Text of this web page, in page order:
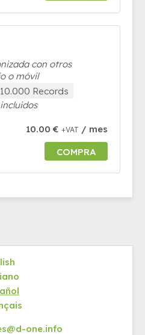
con otros
o móvil
10.000 Records
10.00 € +VAT / mes
COMPRA
one.info